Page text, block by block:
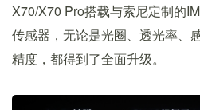
X70/X70 Pro搭载与索尼定制的
传感器，无论是光圈、透光率、
精度，都得到了全面升级。